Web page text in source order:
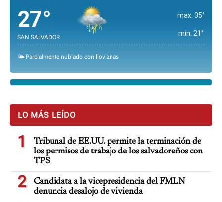
27°
SAN SALVADOR
max. 35°
min. 21°
🌤️ Parcialmente nublado con lloviznas
LO MÁS LEÍDO
1
Tribunal de EE.UU. permite la terminación de
los permisos de trabajo de los salvadoreños con
TPS
2
Candidata a la vicepresidencia del FMLN
denuncia desalojo de vivienda